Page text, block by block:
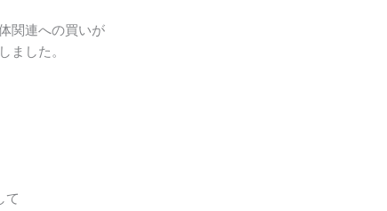
関連への買いが
ました。
て